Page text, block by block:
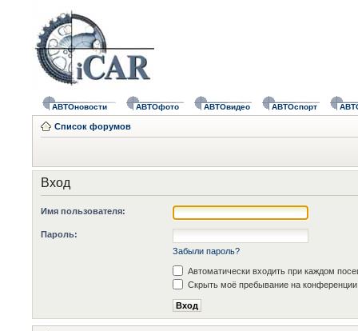
АВТОновости АВТОфото АВТОвидео АВТОспорт
Список форумов
Вход
Имя пользователя:
Пароль:
Забыли пароль?
Автоматически входить при каждом
Скрыть моё пребывание на конференции